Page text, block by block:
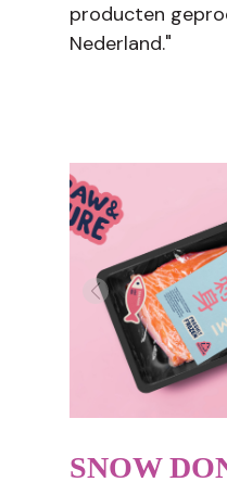
producten
Nederland."
SNOW